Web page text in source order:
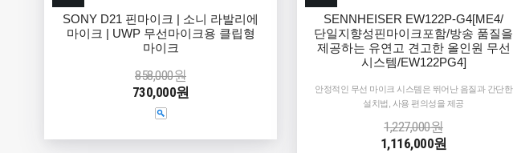
SONY D21 핀마이크 | 소니 라발리에
마이크 | UWP 무선마이크용 클립형
마이크
858,000원
730,000원
SENNHEISER EW122P-G4[ME4/
단일지향성핀마이크포함/방송 품질을
제공하는 유연고 견고한 올인원 무선
시스템/EW122PG4]
안정적인 무선 마이크 시스템은 뛰어난 음질과 간단한
설치법, 사용 편의성을 제공
1,227,000원
1,116,000원